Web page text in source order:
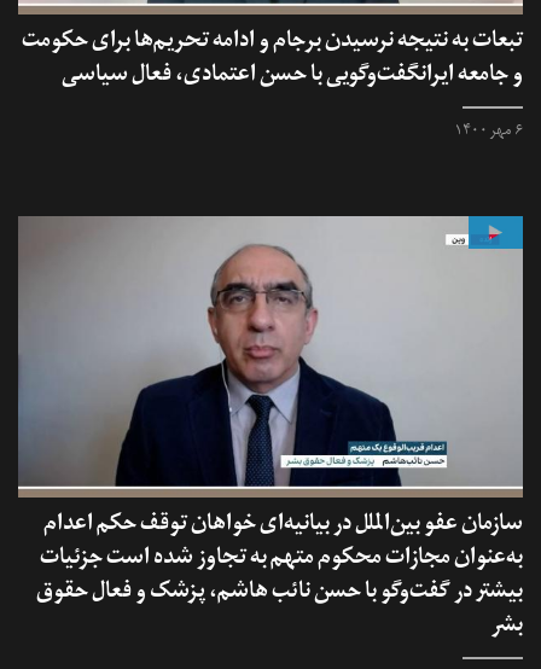
تبعات به نتیجه نرسیدن برجام و ادامه تحریم‌ها برای حکومت
و جامعه ایرانگفت‌وگویی با حسن اعتمادی، فعال سیاسی
۶ مهر ۱۴۰۰
سازمان عفو بین‌الملل در بیانیه‌ای خواهان توقف حکم اعدام
به‌عنوان مجازات محکوم متهم به تجاوز شده است جزئیات
بیشتر در گفت‌وگو با حسن نائب هاشم، پزشک و فعال حقوق
بشر